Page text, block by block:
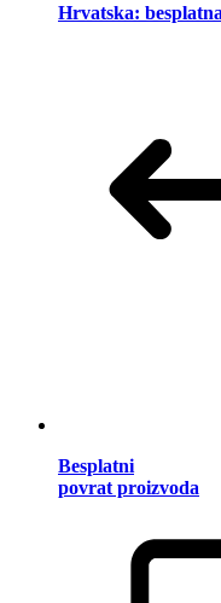
Hrvatska:
Besplatni
povrat proizvoda